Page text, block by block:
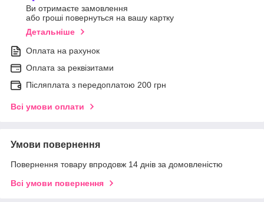
Ви отримаєте замовлення
або гроші повернуться на вашу картку
Детальніше
Оплата на рахунок
Оплата за реквізитами
Післяплата з передоплатою 200 грн
Всі умови оплати
Умови повернення
Повернення товару впродовж 14 днів за домовленістю
Всі умови повернення